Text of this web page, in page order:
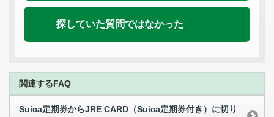
探していた質問ではなかった
関連するFAQ
Suica定期券からJRE CARD（Suica定期券付き）に切り